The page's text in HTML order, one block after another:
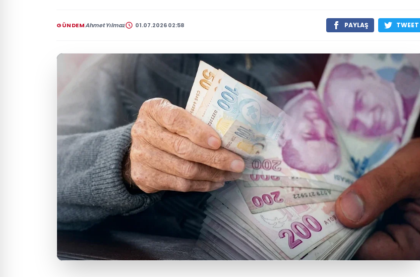
GÜNDEMAhmet Yılmaz 01.07.2026 02:58 PAYLAŞ TWEET